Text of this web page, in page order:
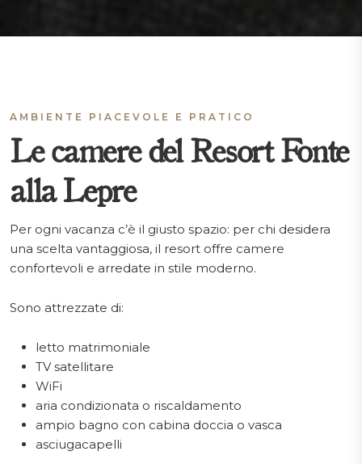
AMBIENTE PIACEVOLE E PRATICO
Le camere del Resort Fonte
alla Lepre
Per ogni vacanza c’è il giusto spazio: per chi desidera
una scelta vantaggiosa, il resort offre camere
confortevoli e arredate in stile moderno.
Sono attrezzate di:
letto matrimoniale
TV satellitare
WiFi
aria condizionata o riscaldamento
ampio bagno con cabina doccia o vasca
asciugacapelli